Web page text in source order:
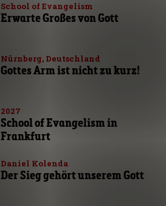
School of Evangelism
Erwarte Großes von Gott
Nürnberg, Deutschland
Gottes Arm ist nicht zu kurz!
2027
School of Evangelism in
Frankfurt
Daniel Kolenda
Der Sieg gehört unserem Gott